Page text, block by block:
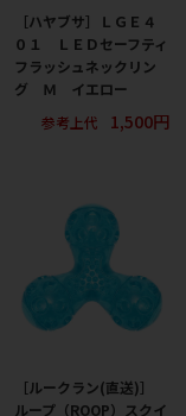
［ハヤブサ］ＬＧＥ４
０１ ＬＥＤセーフティ
フラッシュネックリン
グ Ｍ イエロー
参考上代
1,500円
［ルークラン(直送)］
ループ（ROOP）スクイ